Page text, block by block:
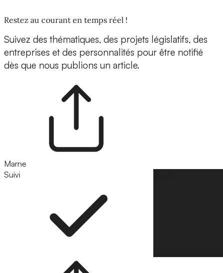
Restez au courant en temps réel !
Suivez des thématiques, des projets législatifs, des
entreprises et des personnalités pour être notifié
dès que nous publions un article.
Marne
Suivi